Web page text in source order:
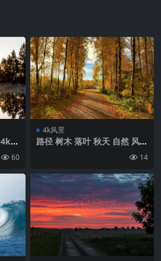
高
60
4k风景
路径 树木 落叶 秋天 自然 风景
14